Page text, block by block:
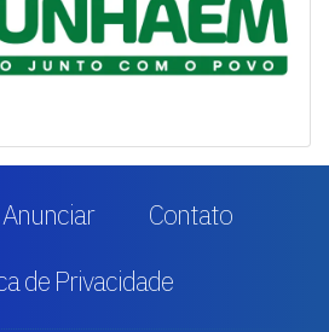
Anunciar
Contato
de Privacidade